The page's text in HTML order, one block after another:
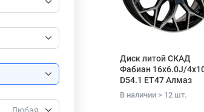
Любая
Диск литой СКАД
Фабиан 16x6.0J/
D54.1 ET47 Алмаз
В наличии > 12 шт.